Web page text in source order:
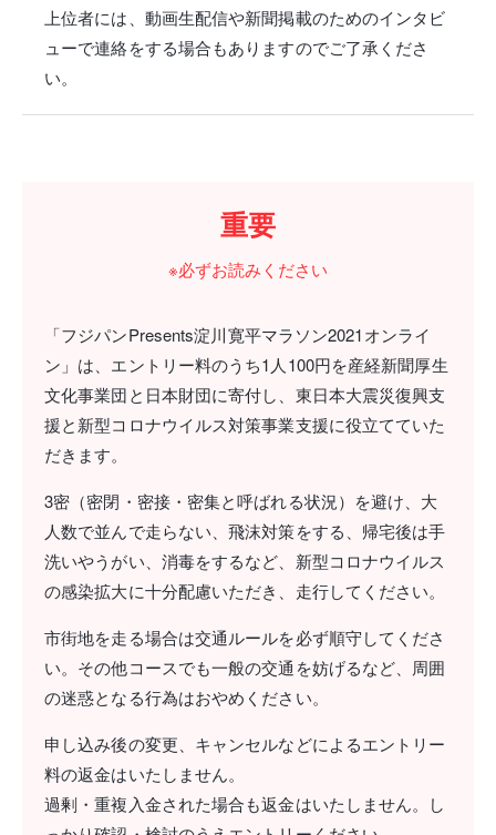
上位者には、動画生配信や新聞掲載のためのインタビ
ューで連絡をする場合もありますのでご了承くださ
い。
重要
※必ずお読みください
「フジパンPresents淀川寛平マラソン2021オンライ
ン」は、エントリー料のうち1人100円を産経新聞厚生
文化事業団と日本財団に寄付し、東日本大震災復興支
援と新型コロナウイルス対策事業支援に役立てていた
だきます。
3密（密閉・密接・密集と呼ばれる状況）を避け、大
人数で並んで走らない、飛沫対策をする、帰宅後は手
洗いやうがい、消毒をするなど、新型コロナウイルス
の感染拡大に十分配慮いただき、走行してください。
市街地を走る場合は交通ルールを必ず順守してくださ
い。その他コースでも一般の交通を妨げるなど、周囲
の迷惑となる行為はおやめください。
申し込み後の変更、キャンセルなどによるエントリー
料の返金はいたしません。
過剰・重複入金された場合も返金はいたしません。し